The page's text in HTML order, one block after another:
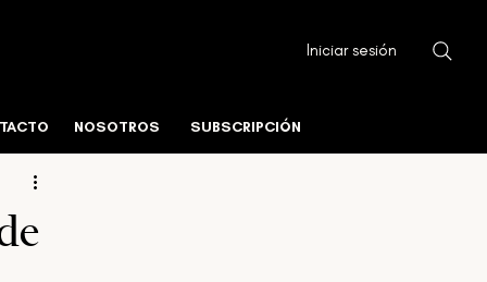
Iniciar sesión
NOSOTROS SUBSCRIPCIÓN